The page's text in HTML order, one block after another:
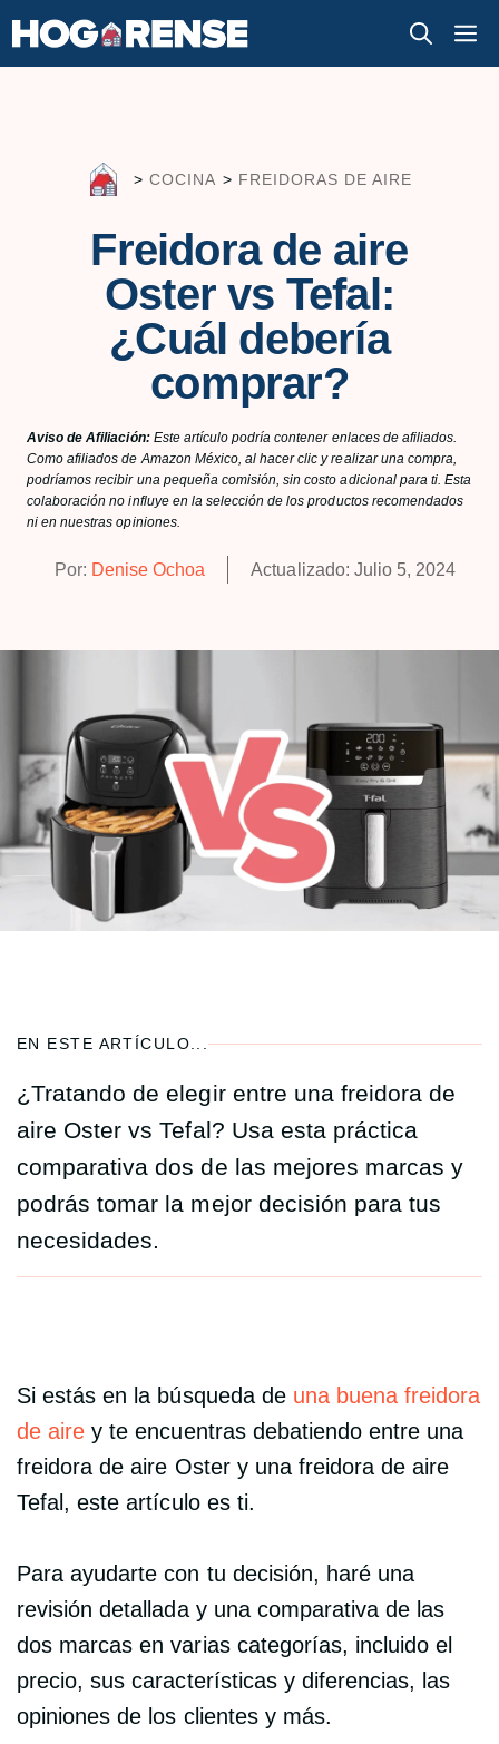
Saltar
al
> COCINA > FREIDORAS DE AIRE
Freidora de aire
Oster vs Tefal:
¿Cuál debería
comprar?
Aviso de Afiliación: Este artículo podría contener enlaces de afiliados.
Como afiliados de Amazon México, al hacer clic y realizar una compra,
podríamos recibir una pequeña comisión, sin costo adicional para ti. Esta
colaboración no influye en la selección de los productos recomendados
ni en nuestras opiniones.
Por: Denise Ochoa Actualizado: Julio 5, 2024
EN ESTE ARTÍCULO...
¿Tratando de elegir entre una freidora de
aire Oster vs Tefal? Usa esta práctica
comparativa dos de las mejores marcas y
podrás tomar la mejor decisión para tus
necesidades.
Si estás en la búsqueda de una buena freidora
de aire y te encuentras debatiendo entre una
freidora de aire Oster y una freidora de aire
Tefal, este artículo es ti.
Para ayudarte con tu decisión, haré una
revisión detallada y una comparativa de las
dos marcas en varias categorías, incluido el
precio, sus características y diferencias, las
opiniones de los clientes y más.